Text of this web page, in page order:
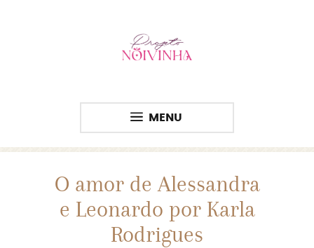
MENU
O amor de Alessandra
e Leonardo por Karla
Rodrigues